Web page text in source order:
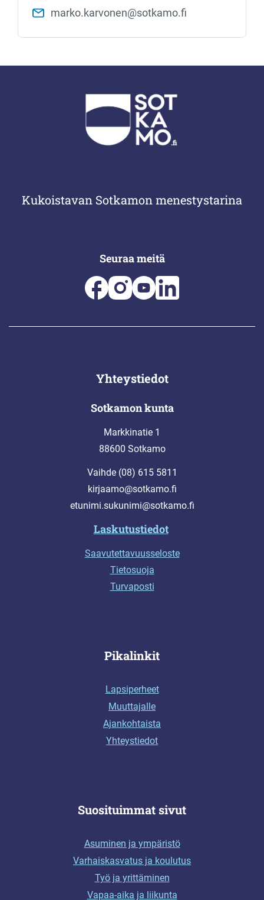
marko.karvonen​@sotkamo.fi
Kukoistavan Sotkamon menestystarina
Seuraa meitä
Yhteystiedot
Sotkamon kunta
Markkinatie 1
88600 Sotkamo
Vaihde (08) 615 5811
kirjaamo@sotkamo.fi
etunimi.sukunimi@sotkamo.fi
Laskutustiedot
Saavutettavuusseloste
Tietosuoja
Turvaposti
Pikalinkit
Lapsiperheet
Muuttajalle
Ajankohtaista
Yhteystiedot
Suosituimmat sivut
Asuminen ja ympäristö
Varhaiskasvatus ja koulutus
Työ ja yrittäminen
Vapaa-aika ja liikunta